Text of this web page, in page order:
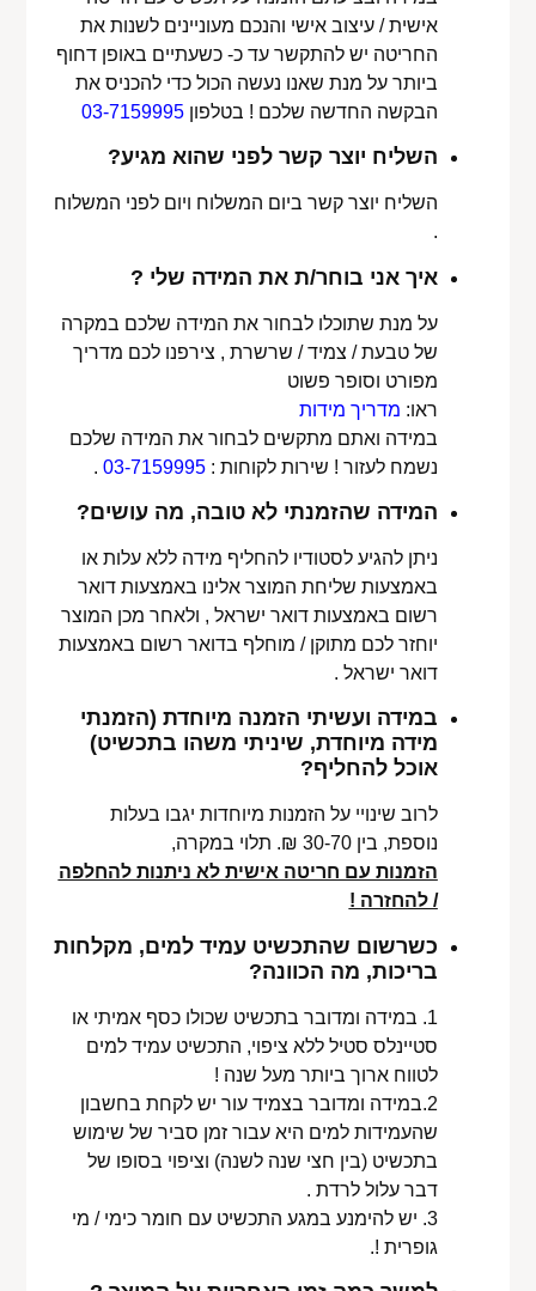
אישית / עיצוב אישי והנכם מעוניינים לשנות את
החריטה יש להתקשר עד כ- כשעתיים באופן דחוף
ביותר על מנת שאנו נעשה הכול כדי להכניס את
הבקשה החדשה שלכם ! בטלפון03-7159995
השליח יוצר קשר לפני שהוא מגיע?
השליח יוצר קשר ביום המשלוח ויום לפני המשלוח
.
איך אני בוחר/ת את המידה שלי ?
על מנת שתוכלו לבחור את המידה שלכם במקרה
של טבעת / צמיד / שרשרת , צירפנו לכם מדריך
מפורט וסופר פשוט
ראו: מדריך מידות
במידה ואתם מתקשים לבחור את המידה שלכם
נשמח לעזור ! שירות לקוחות :03-7159995
.
המידה שהזמנתי לא טובה, מה עושים?
ניתן להגיע לסטודיו להחליף מידה ללא עלות או
באמצעות שליחת המוצר אלינו באמצעות דואר
רשום באמצעות דואר ישראל , ולאחר מכן המוצר
יוחזר לכם מתוקן / מוחלף בדואר רשום באמצעות
דואר ישראל .
במידה ועשיתי הזמנה מיוחדת (הזמנתי
מידה מיוחדת, שיניתי משהו בתכשיט)
אוכל להחליף?
לרוב שינויי על הזמנות מיוחדות יגבו בעלות
נוספת, בין 30-70 ₪. תלוי במקרה,
הזמנות עם חריטה אישית לא ניתנות להחלפה
/ להחזרה !
כשרשום שהתכשיט עמיד למים, מקלחות
בריכות, מה הכוונה?
1. במידה ומדובר בתכשיט שכולו כסף אמיתי או
סטיינלס סטיל ללא ציפוי, התכשיט עמיד למים
לטווח ארוך ביותר מעל שנה !
2.במידה ומדובר בצמיד עור יש לקחת בחשבון
שהעמידות למים היא עבור זמן סביר של שימוש
בתכשיט (בין חצי שנה לשנה) וציפוי בסופו של
דבר עלול לרדת .
3. יש להימנע במגע התכשיט עם חומר כימי / מי
גופרית !.